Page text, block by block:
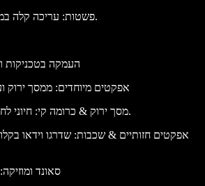
פשטות: עריכה קלה במיוחד עם גרירה ושחרור.
העמקה בטכניקות
### אפקטים מיוחדים: ממסך
מסך ירוק & כרומה קי: חיוני לחיקוי אפקטים מקצועיים.
אפקטים חזותיים & שכבות: שדרגו וידאו
### סאונד